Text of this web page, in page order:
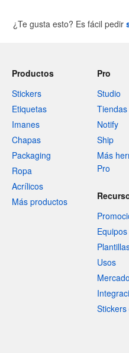
¿Te gusta esto? Es fácil pedir
Productos
Stickers
Etiquetas
Imanes
Chapas
Packaging
Ropa
Acrílicos
Más productos
Pro
Studio
Tiendas
Notify
Ship
Más
Pro
Equipos
Usos
Mercado